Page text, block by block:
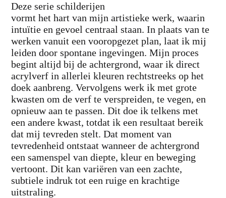
Deze serie schilderijen
vormt het hart van mijn artistieke werk, waarin
intuïtie en gevoel centraal staan. In plaats van te
werken vanuit een vooropgezet plan, laat ik mij
leiden door spontane ingevingen. Mijn proces
begint altijd bij de achtergrond, waar ik direct
acrylverf in allerlei kleuren rechtstreeks op het
doek aanbreng. Vervolgens werk ik met grote
kwasten om de verf te verspreiden, te vegen, en
opnieuw aan te passen. Dit doe ik telkens met
een andere kwast, totdat ik een resultaat bereik
dat mij tevreden stelt. Dat moment van
tevredenheid ontstaat wanneer de achtergrond
een samenspel van diepte, kleur en beweging
vertoont. Dit kan variëren van een zachte,
subtiele indruk tot een ruige en krachtige
uitstraling.